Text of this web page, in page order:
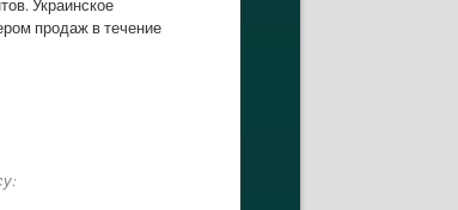
Украинское
продаж в течение